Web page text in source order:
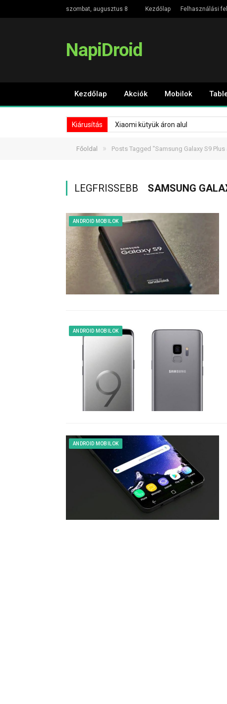
szombat, augusztus 8 Kezdőlap Felhasználási
NapiDroid
Kezdőlap Akciók Mobilok
Kiárusítás Xiaomi kütyük áron alul
Főoldal » Posts Tagged "Samsung Galaxy S9 Plus
LEGFRISSEBB SAMSUNG
ANDROID MOBILOK
ANDROID MOBILOK
ANDROID MOBILOK